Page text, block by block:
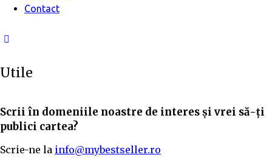
Contact
Utile
Scrii în domeniile noastre de interes și vrei să-ți
publici cartea?
Scrie-ne la info@mybestseller.ro